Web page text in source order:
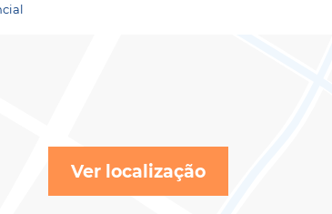
Ver localização